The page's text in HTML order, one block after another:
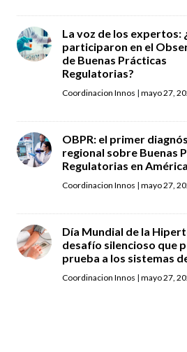
La voz de los expertos:
participaron en el
de Buenas Prácticas
Regulatorias?
Coordinacion Innos | mayo 27,
OBPR: el primer
regional sobre Buenas
Regulatorias en
Coordinacion Innos | mayo 27,
Día Mundial de la
desafío silencioso que
prueba a los sistemas
Coordinacion Innos | mayo 27,